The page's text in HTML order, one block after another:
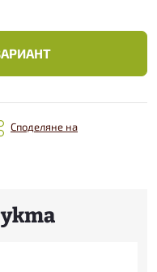
Споделяне на